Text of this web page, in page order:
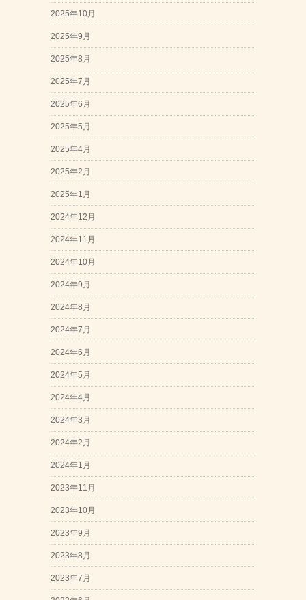
2025年10月
2025年9月
2025年8月
2025年7月
2025年6月
2025年5月
2025年4月
2025年2月
2025年1月
2024年12月
2024年11月
2024年10月
2024年9月
2024年8月
2024年7月
2024年6月
2024年5月
2024年4月
2024年3月
2024年2月
2024年1月
2023年11月
2023年10月
2023年9月
2023年8月
2023年7月